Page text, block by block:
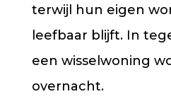
terwijl hun eigen
leefbaar blijft. In
een wisselwoning
overnacht.